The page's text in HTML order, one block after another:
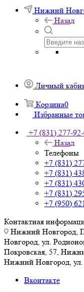
Нижний
Назад
Личный
Корзина0
Избранные
+7 (831) 277-
Назад
Телефоны
+7 (831)
+7 (831)
+7 (831)
+7 (831)
+7 (950)
Контактная
Нижний Новгород,
Новгород, ул.
Покровская, 57,
Нижний Новгород, ул.
Вконтакте